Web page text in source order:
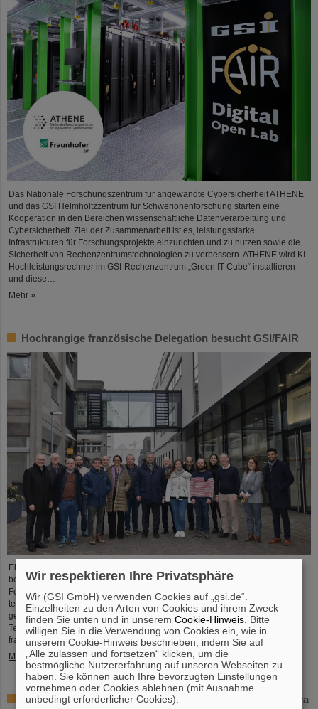
Das Nationale Forschungszentrum für angewandte Cybersicherheit ATHENE
und das GSI Helmholtzzentrum für Schwerionenforschung starten eine
Kooperation in den Bereichen wissenschaftliche Datenverarbeitung und
Cybersicherheit. Ziel der Zusammenarbeit ist es, leistungsstarke
Infrastrukturen für Forschungsprojekte einzurichten und zu nutzen sowie die
Sicherheit von Rechenzentrumstechnologien zu verbessern. ATHENE wird KI-
Hochleistungsrechner im GSI-Rechenzentrum „Green IT Cube“ installieren
und diese…
Mehr »
Hochrangige französische Delegation besucht GSI/FAIR
Eine hochrangige Delegation der französischen Botschaft in Deutschland
besuchte vor Kurzem den GSI/FAIR-Campus in Darmstadt, um die aktuellen
Forschungsfortschritte kennenzulernen und die bilaterale wissenschaftlich-
technische Zusammenarbeit zu stärken. Der französischen Delegation
gehörten Siegfried Martin-Diaz, Botschaftsrat für Wissenschaft und
Technologie an der französischen Botschaft in Berlin, und Nicolas Bergeret,
französischer Generalkonsul in Frankfurt am Main, an.
Mehr »
Slowakische Republik zeichnet Professorin Livia Ludhova
Wir respektieren Ihre Privatsphäre
Wir (GSI GmbH) verwenden Cookies auf „gsi.de“.
Einzelheiten zu den Arten von Cookies und ihrem Zweck
finden Sie unten und in unseremCookie-Hinweis . Bitte
willigen Sie in die Verwendung von Cookies ein, wie in
unserem Cookie-Hinweis beschrieben, indem Sie auf
„Alle zulassen und fortsetzen“ klicken, um die
bestmögliche Nutzererfahrung auf unseren Webseiten zu
haben. Sie können auch Ihre bevorzugten Einstellungen
vornehmen oder Cookies ablehnen (mit Ausnahme
unbedingt erforderlicher Cookies).